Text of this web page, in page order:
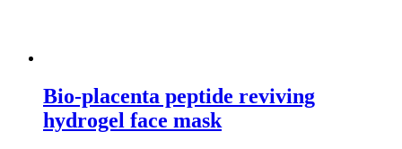
Bio-placenta peptide reviving
hydrogel face mask